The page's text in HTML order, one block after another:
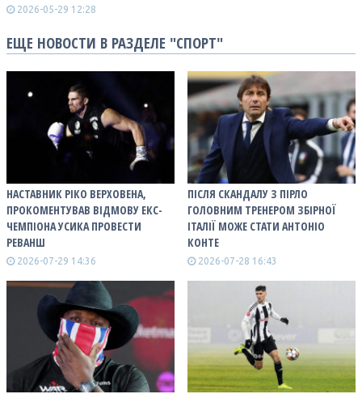
2026-05-29 12:28
ЕЩЕ НОВОСТИ В РАЗДЕЛЕ "СПОРТ"
НАСТАВНИК РІКО ВЕРХОВЕНА,
ПРОКОМЕНТУВАВ ВІДМОВУ ЕКС-
ЧЕМПІОНА УСИКА ПРОВЕСТИ
РЕВАНШ
2026-07-29 14:36
ПІСЛЯ СКАНДАЛУ З ПІРЛО
ГОЛОВНИМ ТРЕНЕРОМ ЗБІРНОЇ
ІТАЛІЇ МОЖЕ СТАТИ АНТОНІО
КОНТЕ
2026-07-28 16:43